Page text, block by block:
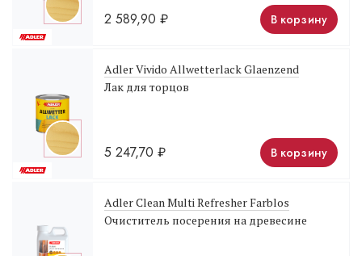
2 589,90 ₽ В корзину
Adler Vivido Allwetterlack Glaenzend
Лак для торцов
5 247,70 ₽ В корзину
Adler Clean Multi Refresher Farblos
Очиститель посерения на древесине